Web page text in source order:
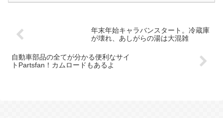
年末年始キャラバンスタート。冷蔵庫
が壊れ、あしがらの湯は大混雑
自動車部品の全てが分かる便利なサイ
トPartsfan！カムロードもあるよ